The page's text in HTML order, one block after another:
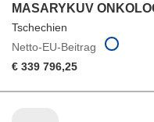
MASARYKUV
Tschechien
Netto-EU-Beitrag
€ 339 796,25